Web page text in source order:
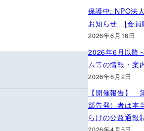
保護中: NPO法
お知らせ [会員
2026年6月16日
2026年6月以降
ム等の情報・案
2026年6月2日
【開催報告】
部告発）者は本
らけの公益通報